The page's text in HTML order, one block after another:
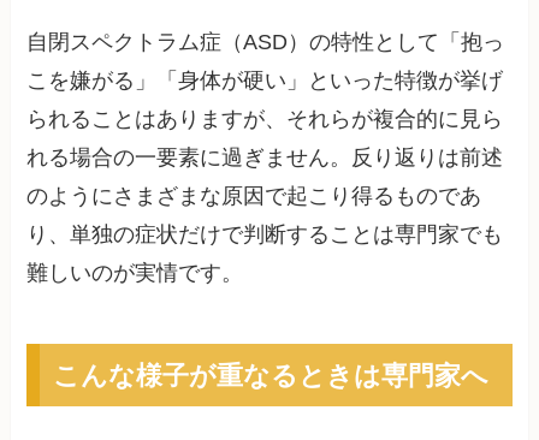
自閉スペクトラム症（ASD）の特性として「抱っ
こを嫌がる」「身体が硬い」といった特徴が挙げ
られることはありますが、それらが複合的に見ら
れる場合の一要素に過ぎません。反り返りは前述
のようにさまざまな原因で起こり得るものであ
り、単独の症状だけで判断することは専門家でも
難しいのが実情です。
こんな様子が重なるときは専門家へ